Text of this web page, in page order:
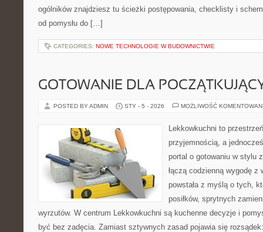
ogólników znajdziesz tu ścieżki postępowania, checklisty i
od pomysłu do […]
CATEGORIES: NOWE TECHNOLOGIE W BUDOWNICTWIE
GOTOWANIE DLA
POSTED BY ADMIN STY - 5 - 2026 MOŻLIWOŚĆ
Lekkowkuchni to
przyjemnością, a
portal o gotowaniu w stylu
łączą codzienną wygodę
powstała z myślą o tych,
posiłków, sprytnych
wyrzutów. W centrum Lekkowkuchni są kuchenne decyzje i
być bez zadęcia. Zamiast sztywnych zasad pojawia się